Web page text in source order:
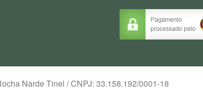
Narde Tinel / CNPJ: 33.158.192/0001-18